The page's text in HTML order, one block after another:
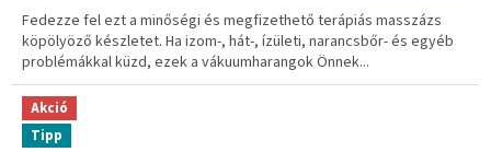
Fedezze fel ezt a minőségi és megfizethető terápiás masszázs
köpölyöző készletet. Ha izom-, hát-, ízületi, narancsbőr- és egyéb
problémákkal küzd, ezek a vákuumharangok Önnek...
Akció
Tipp